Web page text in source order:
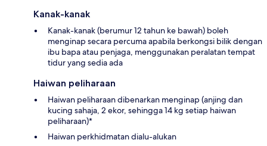
Kanak-kanak
Kanak-kanak (berumur 12 tahun ke bawah) boleh
menginap secara percuma apabila berkongsi bilik dengan
ibu bapa atau penjaga, menggunakan peralatan tempat
tidur yang sedia ada
Haiwan peliharaan
Haiwan peliharaan dibenarkan menginap (anjing dan
kucing sahaja, 2 ekor, sehingga 14 kg setiap haiwan
peliharaan)*
Haiwan perkhidmatan dialu-alukan